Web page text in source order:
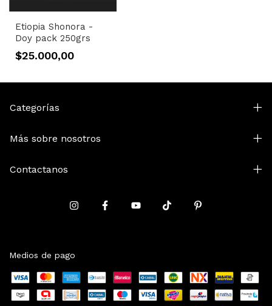
Etiopia Shonora -
Doy pack 250grs
$25.000,00
Categorías
Más sobre nosotros
Contactanos
Medios de pago